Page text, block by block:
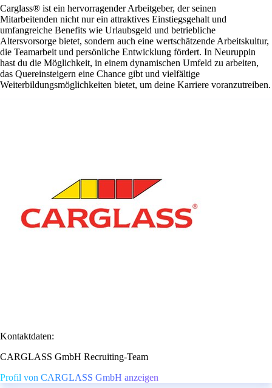
Carglass® ist ein hervorragender Arbeitgeber, der seinen
Mitarbeitenden nicht nur ein attraktives Einstiegsgehalt und
umfangreiche Benefits wie Urlaubsgeld und betriebliche
Altersvorsorge bietet, sondern auch eine wertschätzende Arbeitskultur,
die Teamarbeit und persönliche Entwicklung fördert. In Neuruppin
hast du die Möglichkeit, in einem dynamischen Umfeld zu arbeiten,
das Quereinsteigern eine Chance gibt und vielfältige
Weiterbildungsmöglichkeiten bietet, um deine Karriere voranzutreiben.
Kontaktdaten:
CARGLASS GmbH Recruiting-Team
Profil von CARGLASS GmbH anzeigen